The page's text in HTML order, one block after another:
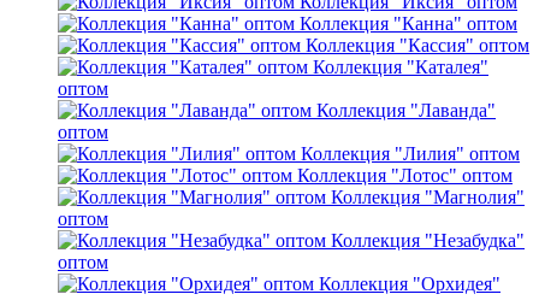
Коллекция "Канна" оптом
Коллекция "Кассия" оптом
Коллекция "Каталея"
оптом
Коллекция "Лаванда"
оптом
Коллекция "Лилия" оптом
Коллекция "Лотос" оптом
Коллекция "Магнолия"
оптом
Коллекция "Незабудка"
оптом
Коллекция "Орхидея"